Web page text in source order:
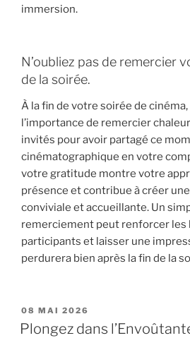
immersion.
N’oubliez pas de remercier
de la soirée.
À la fin de votre soirée de cinéma,
l’importance de remercier
invités pour avoir partagé ce
cinématographique en votre
votre gratitude montre votre
présence et contribue à créer
conviviale et accueillante. Un
remerciement peut renforcer les
participants et laisser une
perdurera bien après la fin de la
PUBLIÉ
LE
08 MAI 2026
Plongez dans